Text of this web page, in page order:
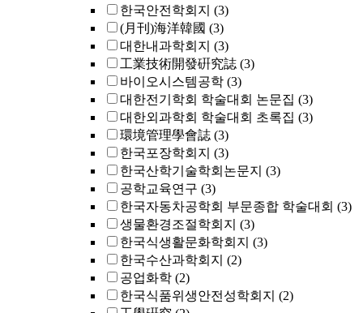
한국안전학회지 (3)
(月刊)海洋韓國 (3)
대한내과학회지 (3)
工業技術開發硏究誌 (3)
바이오시스템공학 (3)
대한전기학회 학술대회 논문집 (3)
대한외과학회 학술대회 초록집 (3)
環境管理學會誌 (3)
한국포장학회지 (3)
한국산학기술학회논문지 (3)
공학교육연구 (3)
한국자동차공학회 부문종합 학술대회 (3)
생물환경조절학회지 (3)
한국식생활문화학회지 (3)
한국수산과학회지 (2)
공업화학 (2)
한국식품위생안전성학회지 (2)